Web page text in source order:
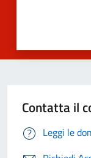
Contatta il
Leggi le